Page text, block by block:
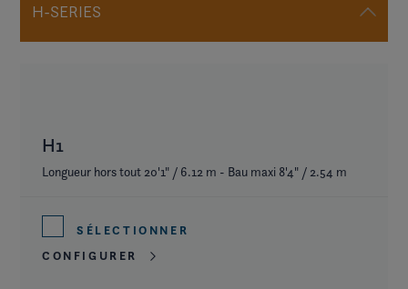
H-SERIES
H1
Longueur hors tout 20'1" / 6.12 m - Bau maxi 8'4" / 2.54 m
SÉLECTIONNER
CONFIGURER